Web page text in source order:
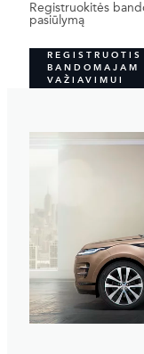
Registruokitės
pasiūlymą
REGISTRUOTIS
BANDOMAJAM
VAŽIAVIMUI